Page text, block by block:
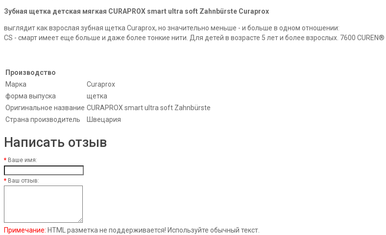
Зубная щетка детская мягкая CURAPROX smart ultra soft Zahnbürste Curaprox
выглядит как взрослая зубная щетка Curaprox, но значительно меньше - и больше в одном отношении:
CS - смарт имеет еще больше и даже более тонкие нити. Для детей в возрасте 5 лет и более взрослых. 7600
Производство
Марка
Curaprox
форма выпуска
щетка
Оригинальное название CURAPROX smart ultra soft Zahnbürste
Страна производитель
Швецария
Написать отзыв
Ваше имя:
Ваш отзыв:
Примечание: HTML разметка не поддерживается! Используйте обычный текст.